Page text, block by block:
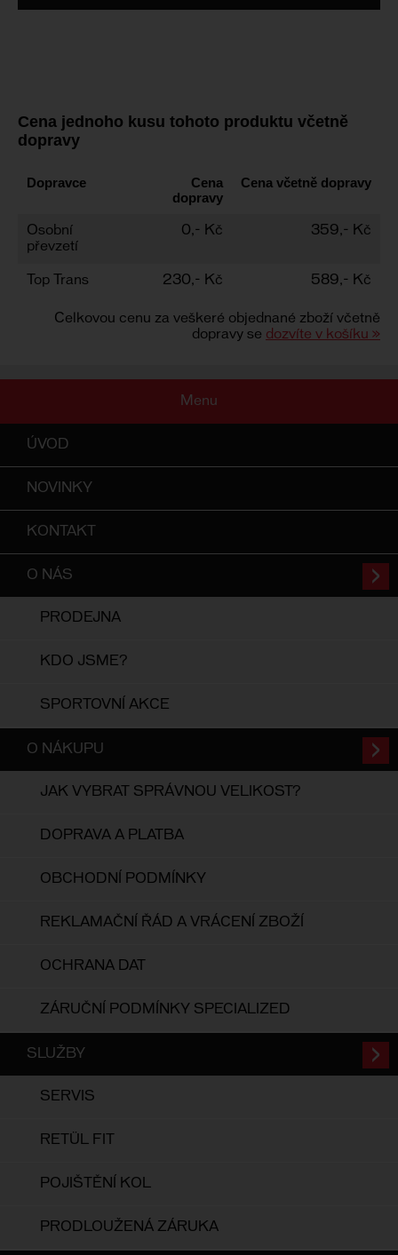
Cena jednoho kusu tohoto produktu včetně
dopravy
Dopravce
Cena
dopravy
Cena včetně dopravy
Osobní
převzetí
0,- Kč 359,- Kč
Top Trans 230,- Kč 589,- Kč
Celkovou cenu za veškeré objednané zboží včetně
dopravy se dozvíte v košíku »
Menu
ÚVOD
NOVINKY
KONTAKT
O NÁS
PRODEJNA
KDO JSME?
SPORTOVNÍ AKCE
O NÁKUPU
JAK VYBRAT SPRÁVNOU VELIKOST?
DOPRAVA A PLATBA
OBCHODNÍ PODMÍNKY
REKLAMAČNÍ ŘÁD A VRÁCENÍ ZBOŽÍ
OCHRANA DAT
ZÁRUČNÍ PODMÍNKY SPECIALIZED
SLUŽBY
SERVIS
RETÜL FIT
POJIŠTĚNÍ KOL
PRODLOUŽENÁ ZÁRUKA